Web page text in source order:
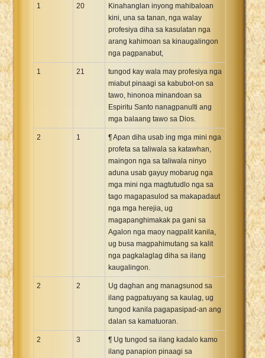
1 20
Kinahanglan inyong mahibaloan
kini, una sa tanan, nga walay
profesiya diha sa kasulatan nga
arang kahimoan sa kinaugalingon
nga pagpanabut,
1 21
tungod kay wala may profesiya nga
miabut pinaagi sa kabubot-on sa
tawo, hinonoa minandoan sa
Espiritu Santo nanagpanulti ang
mga balaang tawo sa Dios.
2 1
¶ Apan diha usab ing mga mini nga
profeta sa taliwala sa katawhan,
maingon nga sa taliwala ninyo
aduna usab gayuy mobarug nga
mga mini nga magtutudlo nga sa
tago magapasulod sa makapadaut
nga mga herejia, ug
magapanghimakak pa gani sa
Agalon nga maoy nagpalit kanila,
ug busa magpahimutang sa kalit
nga pagkalaglag diha sa ilang
kaugalingon.
2 2
Ug daghan ang managsunod sa
ilang pagpatuyang sa kaulag, ug
tungod kanila pagapasipad-an ang
dalan sa kamatuoran.
2 3
¶ Ug tungod sa ilang kadalo kamo
ilang panapion pinaagi sa